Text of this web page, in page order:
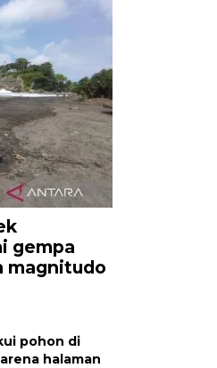
gempa
magnitudo
pohon di
halaman